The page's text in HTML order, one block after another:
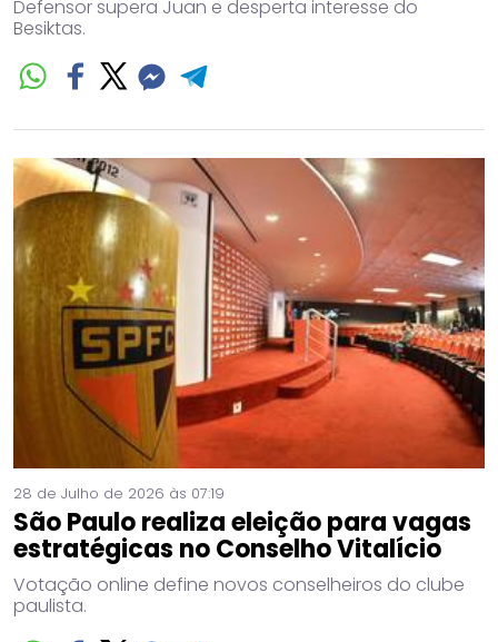
Defensor supera Juan e desperta interesse do
Besiktas.
28 de Julho de 2026 às 07:19
São Paulo realiza eleição para vagas
estratégicas no Conselho Vitalício
Votação online define novos conselheiros do clube
paulista.